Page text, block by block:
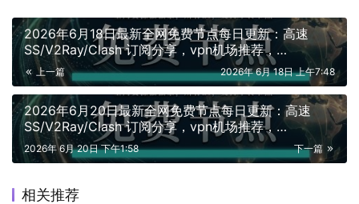
2026年6月18日最新全网免费节点每日更新：高速
SS/V2Ray/Clash 订阅分享，vpn机场推荐，
vless/shadowrocket/trojan/vmess免费节点
上一篇 2026年 6月 18日 上午7:48
2026年6月20日最新全网免费节点每日更新：高速
SS/V2Ray/Clash 订阅分享，vpn机场推荐，
vless/shadowrocket/trojan/vmess免费节点
下一篇
2026年 6月 20日 下午1:58
相关推荐